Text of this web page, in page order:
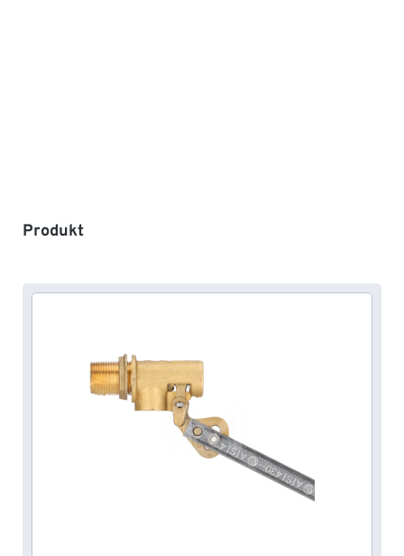
Produktgalerie überspringen
Produkt